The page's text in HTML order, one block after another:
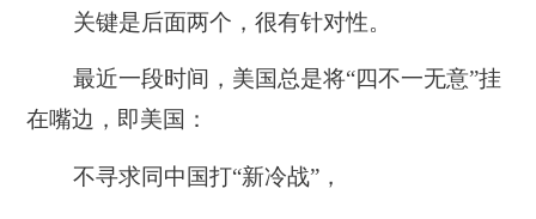
关键是后面两个，很有针对性。
最近一段时间，美国总是将“四不一无意”挂
在嘴边，即美国：
不寻求同中国打“新冷战”，